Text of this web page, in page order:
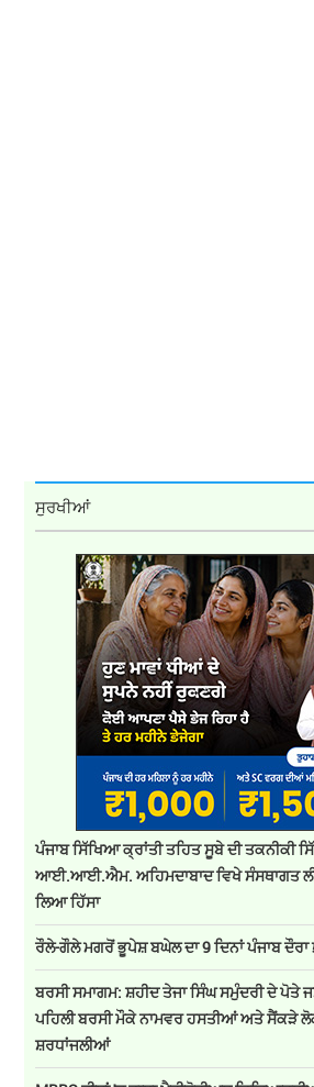
ਸੁਰਖੀਆਂ
ਪੰਜਾਬ ਸਿੱਖਿਆ ਕ੍ਰਾਂਤੀ ਤਹਿਤ ਸੂਬੇ ਦੀ ਤਕਨੀਕੀ
ਆਈ.ਆਈ.ਐਮ. ਅਹਿਮਦਾਬਾਦ ਵਿਖੇ ਸੰਸਥਾਗਤ
ਲਿਆ ਹਿੱਸਾ
ਰੌਲੇ-ਗੌਲੇ ਮਗਰੋਂ ਭੂਪੇਸ਼ ਬਘੇਲ ਦਾ 9 ਦਿਨਾਂ ਪੰਜਾਬ
ਬਰਸੀ ਸਮਾਗਮ: ਸ਼ਹੀਦ ਤੇਜਾ ਸਿੰਘ ਸਮੁੰਦਰੀ ਦੇ ਪੋਤੇ
ਪਹਿਲੀ ਬਰਸੀ ਮੌਕੇ ਨਾਮਵਰ ਹਸਤੀਆਂ ਅਤੇ ਸੈਂਕੜੇ
ਸ਼ਰਧਾਂਜਲੀਆਂ